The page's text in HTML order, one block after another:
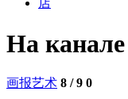
店
На канале
画报艺术 8 / 9 0